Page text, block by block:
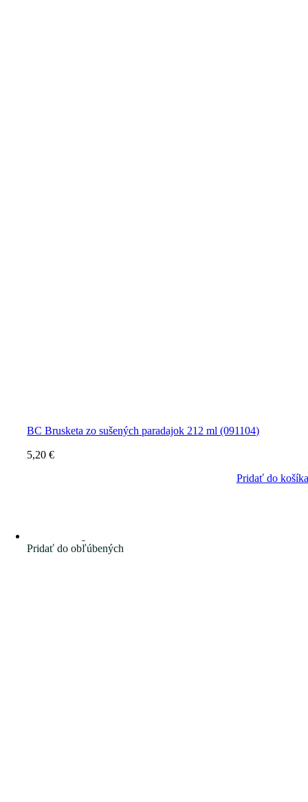
BC Brusketa zo sušených paradajok 212 ml (091104)
5,20€
Pridať do košíka
Pridať do obľúbených